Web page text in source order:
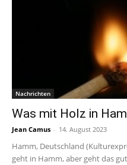
Nachrichten
Was mit Holz in
Jean Camus - 14. August 2023
Hamm, Deutschland
geht in Hamm, aber geht das